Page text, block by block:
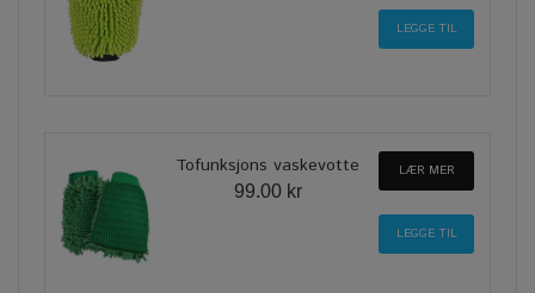
Tofunksjons vaskevotte
99.00 kr
LÆR MER